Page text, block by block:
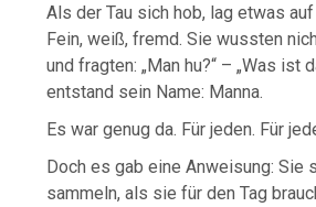
Als der Tau sich hob, lag etwas
Fein, weiß, fremd. Sie wussten
und fragten: „Man hu?“ – „Was ist
entstand sein Name: Manna.
Es war genug da. Für jeden. Für
Doch es gab eine Anweisung: Sie
sammeln, als sie für den Tag